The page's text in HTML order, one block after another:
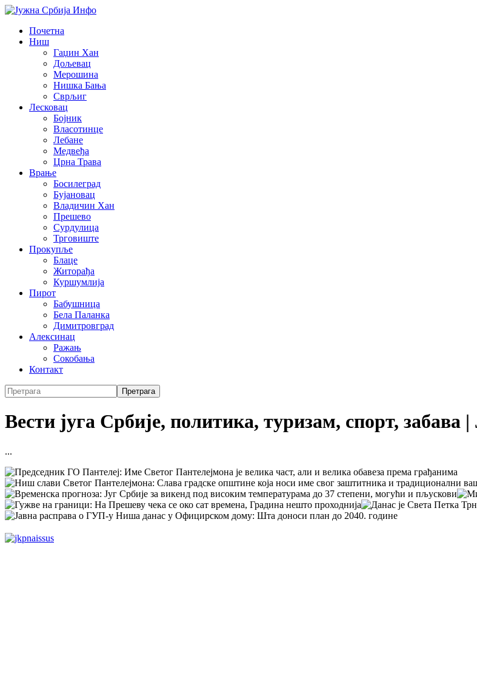
Почетна
Ниш
Гаџин Хан
Дољевац
Мерошина
Нишка Бања
Сврљиг
Лесковац
Бојник
Власотинце
Лебане
Медвеђа
Црна Трава
Врање
Босилеград
Бујановац
Владичин Хан
Прешево
Сурдулица
Трговиште
Прокупље
Блаце
Житорађа
Куршумлија
Пирот
Бабушница
Бела Паланка
Димитровград
Алексинац
Ражањ
Сокобања
Контакт
Вести југа Србије, политика, туризам, спорт,
...